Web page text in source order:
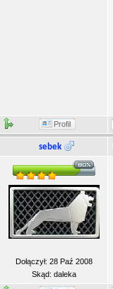
Profil
sebek
Dołączył: 28 Paź 2008
Skąd: daleka